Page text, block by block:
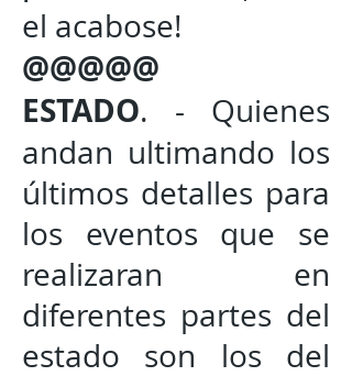
el acabose!
@@@@@
ESTADO. - Quienes
andan ultimando los
últimos detalles para
los eventos que se
realizaran en
diferentes partes del
estado son los del